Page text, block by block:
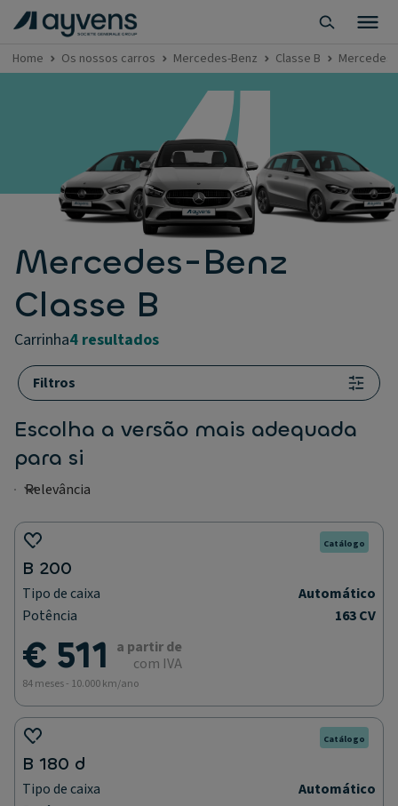
Home Os nossos carros Mercedes-Benz Classe B
Mercedes-Benz
Classe B
carrinha4 resultados
Filtros
Escolha a versão mais adequada
para si
Catálogo
B 200
Tipo de caixa
Automático
Potência
163 CV
€ 511 a partir de
com IVA
84 meses - 10.000 km/ano
Catálogo
B 180 d
Tipo de caixa
Automático